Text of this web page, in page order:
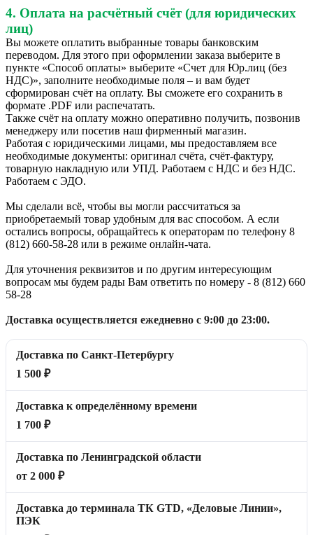
4. Оплата на расчётный счёт (для юридических
лиц)
Вы можете оплатить выбранные товары банковским
переводом. Для этого при оформлении заказа выберите в
пункте «Способ оплаты» выберите «Счет для Юр.лиц (без
НДС)», заполните необходимые поля – и вам будет
сформирован счёт на оплату. Вы сможете его сохранить в
формате .PDF или распечатать.
Также счёт на оплату можно оперативно получить, позвонив
менеджеру или посетив наш фирменный магазин.
Работая с юридическими лицами, мы предоставляем все
необходимые документы: оригинал счёта, счёт-фактуру,
товарную накладную или УПД. Работаем с НДС и без НДС.
Работаем с ЭДО.
Мы сделали всё, чтобы вы могли рассчитаться за
приобретаемый товар удобным для вас способом. А если
остались вопросы, обращайтесь к операторам по телефону 8
(812) 660-58-28 или в режиме онлайн-чата.
Для уточнения реквизитов и по другим интересующим
вопросам мы будем рады Вам ответить по номеру - 8 (812) 660
58-28
Доставка осуществляется ежедневно с 9:00 до 23:00.
Доставка по Санкт-Петербургу
1 500 ₽
Доставка к определённому времени
1 700 ₽
Доставка по Ленинградской области
от 2 000 ₽
Доставка до терминала ТК GTD, «Деловые Линии»,
ПЭК